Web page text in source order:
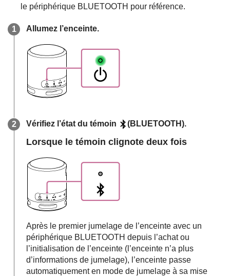
le périphérique BLUETOOTH pour référence.
Allumez l’enceinte.
Vérifiez l’état du témoin (BLUETOOTH).
Lorsque le témoin clignote deux fois
Après le premier jumelage de l’enceinte avec un
périphérique BLUETOOTH depuis l’achat ou
l’initialisation de l’enceinte (l’enceinte n’a plus
d’informations de jumelage), l’enceinte passe
automatiquement en mode de jumelage à sa mise